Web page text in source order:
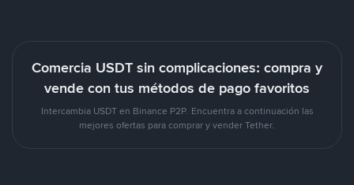
Comercia USDT sin complicaciones: compra y
vende con tus métodos de pago favoritos
Intercambia USDT en Binance P2P. Encuentra a continuación las
mejores ofertas para comprar y vender Tether.